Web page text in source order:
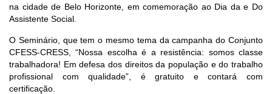
na cidade de Belo Horizonte, em comemoração ao Dia da e Do
Assistente Social.
O Seminário, que tem o mesmo tema da campanha do Conjunto
CFESS-CRESS, “Nossa escolha é a resistência: somos classe
trabalhadora! Em defesa dos direitos da população e do trabalho
profissional com qualidade”, é gratuito e contará com
certificação.